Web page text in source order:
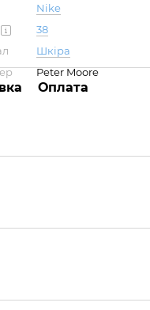
Nike
38
Шкіра
Peter Moore
Оплата